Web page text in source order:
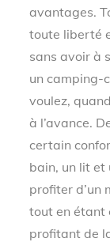
avantages.
toute liberté
sans avoir à
un camping-
voulez,
à l’avance.
certain
bain, un lit et
profiter d’un
tout en étant
profitant de